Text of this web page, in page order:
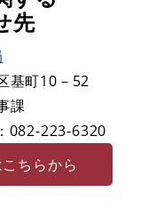
先
基町10－52
課
082-223-6320
ちらから